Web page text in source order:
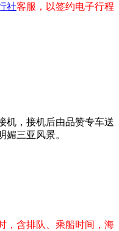
社客服，以签约电子行程
机，接机后由品赞专车送
媚三亚风景。
，含排队、乘船时间，海